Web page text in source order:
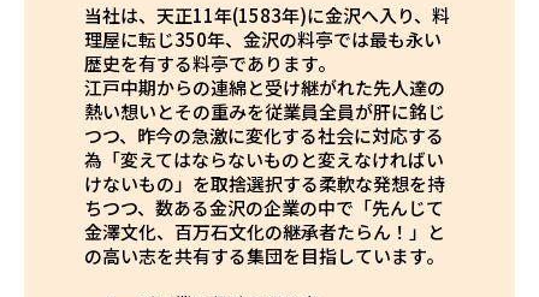
当社は、天正11年(1583年)に金沢へ入り、料
理屋に転じ350年、金沢の料亭では最も永い
歴史を有する料亭であります。
江戸中期からの連綿と受け継がれた先人達の
熱い想いとその重みを従業員全員が肝に銘じ
つつ、昨今の急激に変化する社会に対応する
為「変えてはならないものと変えなければい
けないもの」を取捨選択する柔軟な発想を持
ちつつ、数ある金沢の企業の中で「先んじて
金澤文化、百万石文化の継承者たらん！」と
の高い志を共有する集団を目指しています。